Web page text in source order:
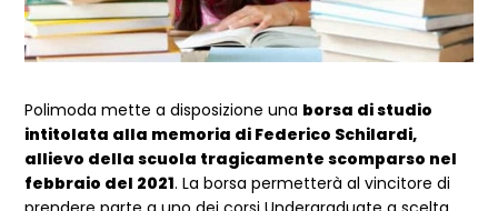
Polimoda mette a disposizione una borsa di studio
intitolata alla memoria di Federico Schilardi,
allievo della scuola tragicamente scomparso nel
febbraio del 2021. La borsa permetterà al vincitore di